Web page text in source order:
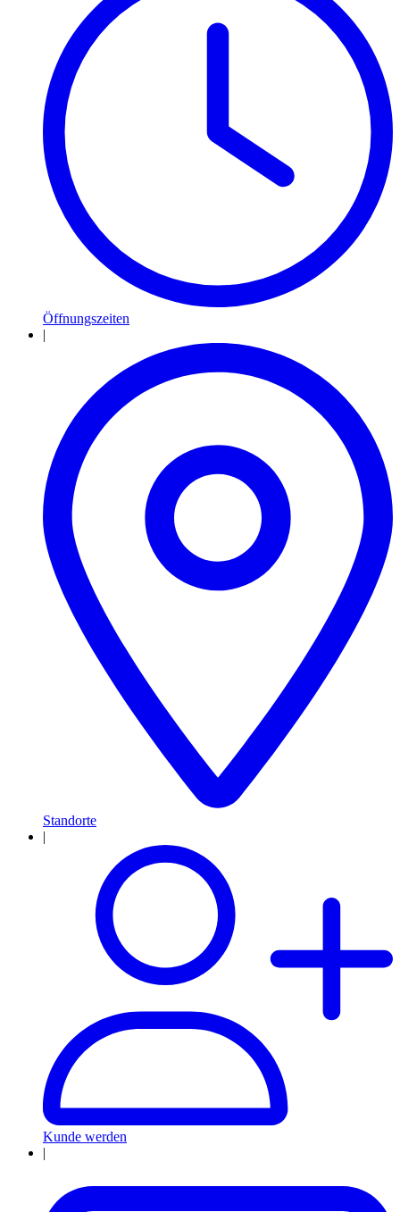
Öffnungszeiten
|
Standorte
Kunde werden
|